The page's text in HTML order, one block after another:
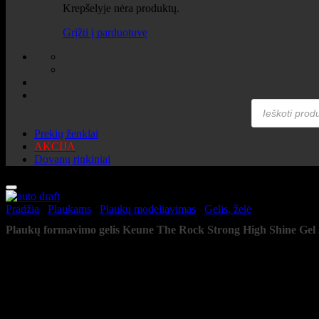
Krepšelyje nėra produktų.
Grįžti į parduotuvę
Products
search
Prekių ženklai
AKCIJA
Dovanų rinkiniai
Pradžia Plaukams Plaukų modeliavimas
Gelis, želė
Plaukų formavimo gelis Keune The Rock Strong High Shine Gel